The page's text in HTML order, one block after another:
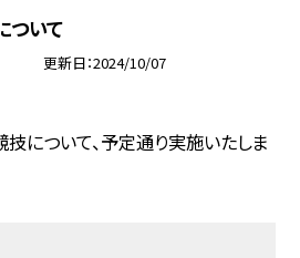
ついて
更新日 2024/10/07
について、予定通り実施いたしま